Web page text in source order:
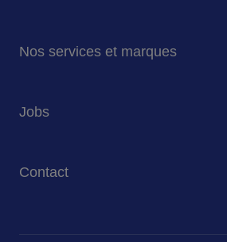
Notre mission et ambition
Nos services et marques
Nos marques
Jobs
Nos offres d'emploi
Contact